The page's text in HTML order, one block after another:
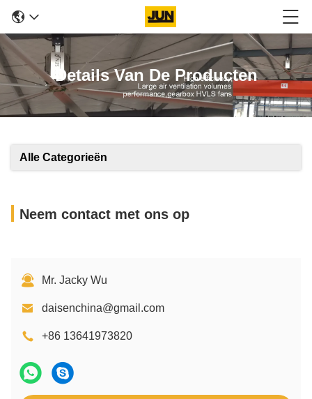
Details Van De Producten
Alle Categorieën
Neem contact met ons op
Mr. Jacky Wu
daisenchina@gmail.com
+86 13641973820